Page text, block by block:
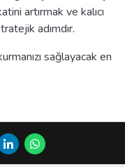
artırmak ve kalıcı
adımdır.
sağlayacak en